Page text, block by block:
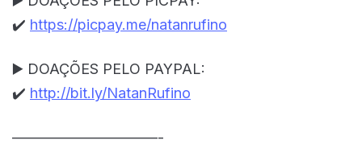
✔️ https://picpay.me/natanrufino
▶️ DOAÇÕES PELO PAYPAL:
✔️ http://bit.ly/NatanRufino
——————————-